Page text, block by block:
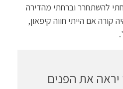
להשתחרר וברחתי מהדירה
קורה אם הייתי חווה קיפאון,
את הפנים